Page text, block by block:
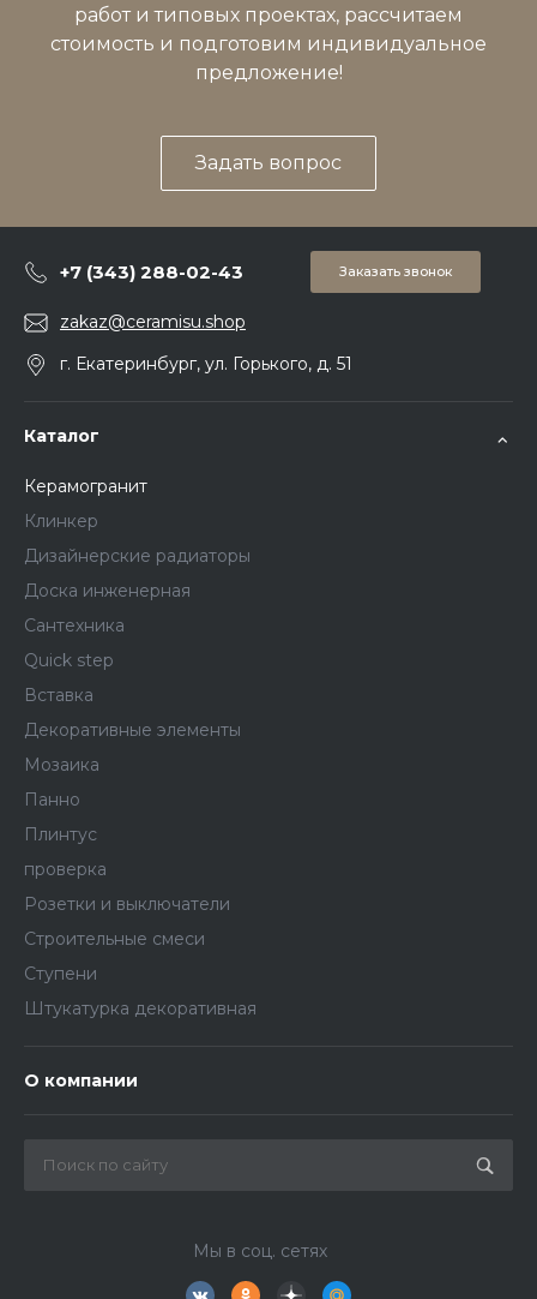
работ и типовых проектах, рассчитаем
стоимость и подготовим индивидуальное
предложение!
Задать вопрос
+7 (343) 288-02-43 Заказать звонок
zakaz@ceramisu.shop
г. Екатеринбург, ул. Горького, д. 51
Каталог
Керамогранит
Клинкер
Дизайнерские радиаторы
Доска инженерная
Сантехника
Quick step
Вставка
Декоративные элементы
Мозаика
Панно
Плинтус
проверка
Розетки и выключатели
Строительные смеси
Ступени
Штукатурка декоративная
О компании
Мы в соц. сетях